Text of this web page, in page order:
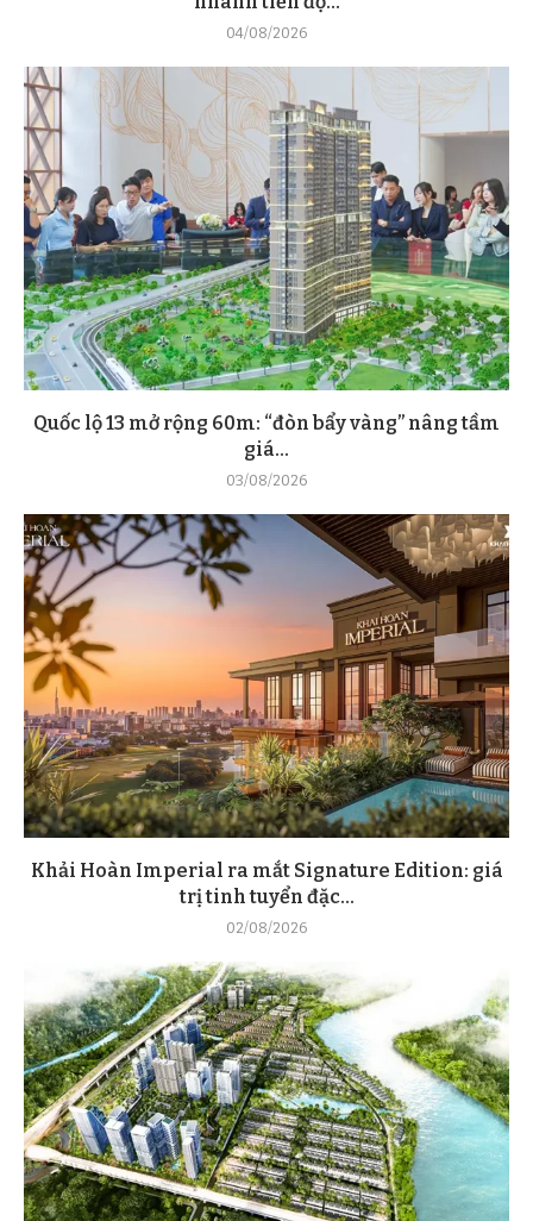
04/08/2026
Quốc lộ 13 mở rộng 60m: “đòn bẩy vàng” nâng tầm
giá...
03/08/2026
Khải Hoàn Imperial ra mắt Signature Edition: giá
trị tinh tuyển đặc...
02/08/2026